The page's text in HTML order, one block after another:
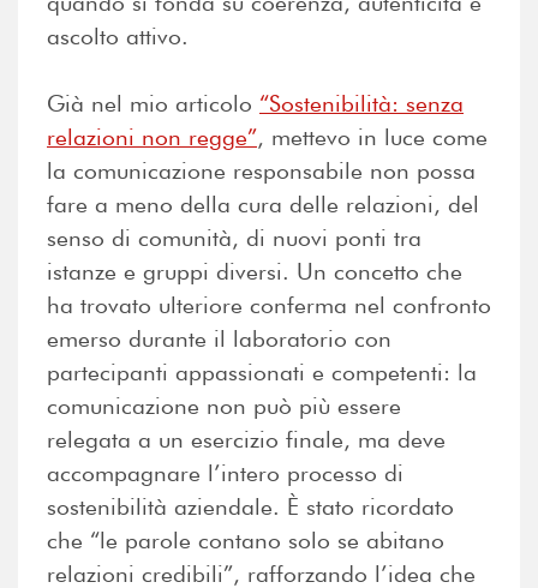
ascolto attivo.
Già nel mio articolo “Sostenibilità: senza
relazioni non regge”, mettevo in luce come
la comunicazione responsabile non possa
fare a meno della cura delle relazioni, del
senso di comunità, di nuovi ponti tra
istanze e gruppi diversi. Un concetto che
ha trovato ulteriore conferma nel confronto
emerso durante il laboratorio con
partecipanti appassionati e competenti: la
comunicazione non può più essere
relegata a un esercizio finale, ma deve
accompagnare l’intero processo di
sostenibilità aziendale. È stato ricordato
che “le parole contano solo se abitano
relazioni credibili”, rafforzando l’idea che